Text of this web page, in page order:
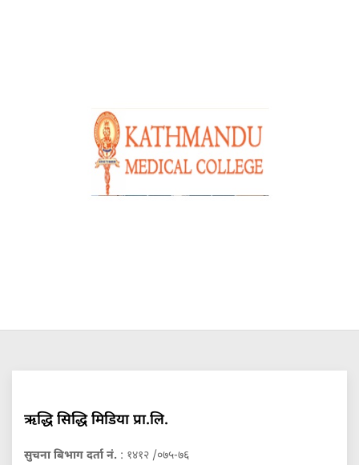
ऋद्धि सिद्धि मिडिया प्रा.लि.
सुचना बिभाग दर्ता नं. : १४१२ /०७५-७६